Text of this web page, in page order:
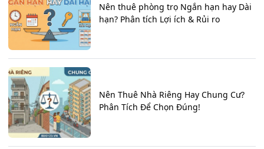
Nên thuê phòng trọ Ngắn hạn hay Dài
hạn? Phân tích Lợi ích & Rủi ro
Nên Thuê Nhà Riêng Hay Chung Cư?
Phân Tích Để Chọn Đúng!